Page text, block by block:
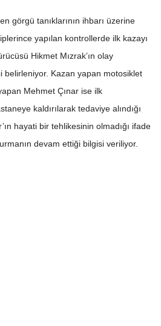
görgü tanıklarının ihbarı üzerine
yapılan kontrollerde ilk kazayı
Hikmet Mızrak’ın olay
belirleniyor. Kazan yapan motosiklet
Mehmet Çınar ise ilk
kaldırılarak tedaviye alındığı
hayati bir tehlikesinin olmadığı ifade
devam ettiği bilgisi veriliyor.